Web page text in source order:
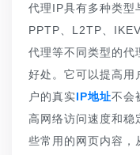
代理IP具有多种类型
PPTP、L2TP、
代理等不同类型的代
好处。它可以提高用
户的真实IP地址不会
高网络访问速度和稳
些常用的网页内容，